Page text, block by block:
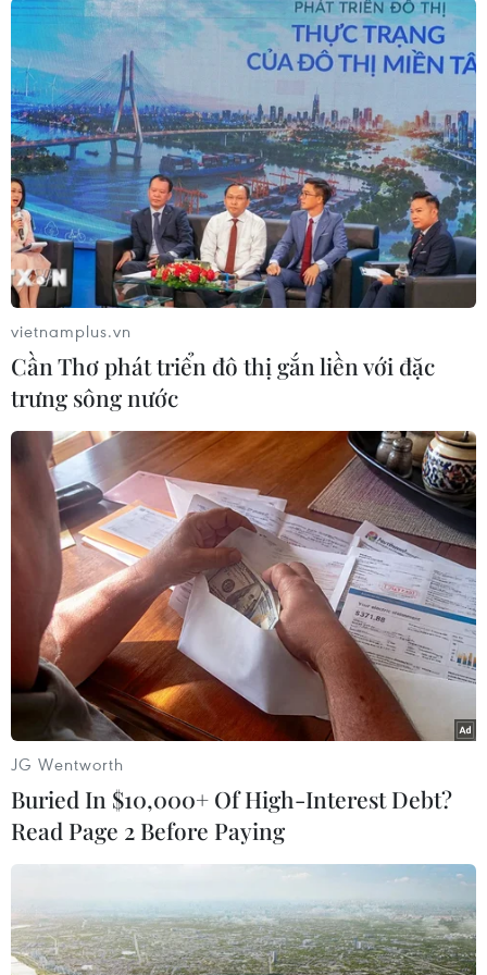
Bà Okonjo-Iweala là người phụ nữ đầu tiên và
là người gốc Phi đầu tiên lãnh đạo WTO. Vai trò
của tân Tổng giám đốc WTO sẽ tập trung vào
việc giúp khôi phục lòng tin và hình ảnh của tổ
chức này, vốn đang phải vật lộn với sự xáo trộn
lớn trong thương mại quốc tế do đại dịch
COVID-19 gây ra./.
(TTXVN/Vietnam+)
#Ngozi Okonjo-Iweala
#COVID-19
#Cam kết
Theo dõi VietnamPlus
vietnamplus.vn
Cần Thơ phát triển đô thị gắn liền với đặc
trưng sông nước
JG Wentworth
Buried In $10,000+ Of High-Interest Debt?
Read Page 2 Before Paying